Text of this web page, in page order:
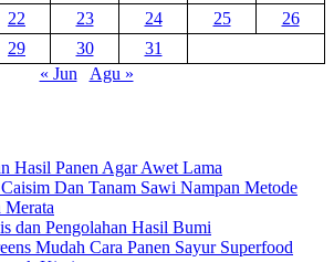
22 23 24 25
26
29 30
31
« Jun
Agu »
Hasil Panen Agar Awet Lama
Dan Tanam Sawi Nampan Metode
dan Pengolahan Hasil Bumi
Mudah Cara Panen Sayur Superfood